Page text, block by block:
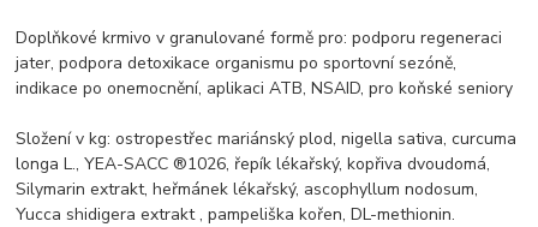
Doplňkové krmivo v granulované formě pro: podporu regeneraci
jater, podpora detoxikace organismu po sportovní sezóně,
indikace po onemocnění, aplikaci ATB, NSAID, pro koňské seniory
Složení v kg: ostropestřec mariánský plod, nigella sativa, curcuma
longa L., YEA-SACC ®1026, řepík lékařský, kopřiva dvoudomá,
Silymarin extrakt, heřmánek lékařský, ascophyllum nodosum,
Yucca shidigera extrakt , pampeliška kořen, DL-methionin.